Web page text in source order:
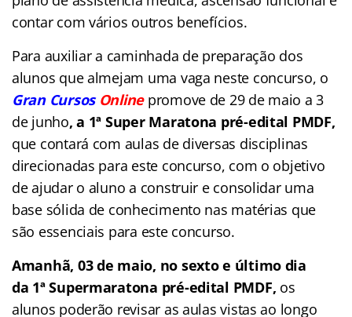
contar com vários outros benefícios.
Para auxiliar a caminhada de preparação dos
alunos que almejam uma vaga neste concurso, o
Gran Cursos Online promove de 29 de maio a 3
de junho, a 1ª Super Maratona pré-edital PMDF,
que contará com aulas de diversas disciplinas
direcionadas para este concurso, com o objetivo
de ajudar o aluno a construir e consolidar uma
base sólida de conhecimento nas matérias que
são essenciais para este concurso.
Amanhã, 03 de maio, no sexto e último dia
da 1ª Supermaratona pré-edital PMDF, os
alunos poderão revisar as aulas vistas ao longo